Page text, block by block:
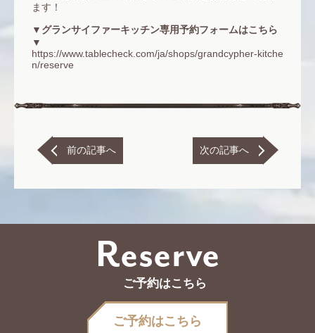
ます！
▼グランサイファーキッチン専用予約フォームはこちら
▼
https://www.tablecheck.com/ja/shops/grandcypher-kitche
n/reserve
前の記事へ 次の記事へ
Reserve
ご予約はこちら
ご予約はこちら